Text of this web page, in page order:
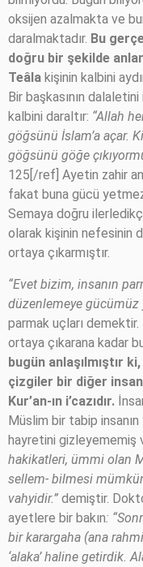
oksijen azalmakta ve
daralmaktadır. Bu
doğru bir şekilde
Teâla kişinin kalbini
Bir başkasının
kalbini daraltır: “Allah
göğsünü İslam’a açar.
göğsünü göğe
125[/ref] Ayetin zahir
fakat buna gücü
Semaya doğru
olarak kişinin nefesinin
ortaya çıkarmıştır.
“Evet bizim, insanın
düzenlemeye gücümüz
parmak uçları demektir.
ortaya çıkarana kadar
bugün anlaşılmıştır
çizgiler bir diğer
Kur’an-ın i’cazıdır.
Müslim bir tabip
hayretini gizleyememiş
hakikatleri, ümmi olan
sellem- bilmesi
vahyidir.” demiştir.
ayetlere bir bakın:
bir karargaha (ana
‘alaka’ haline getirdik.